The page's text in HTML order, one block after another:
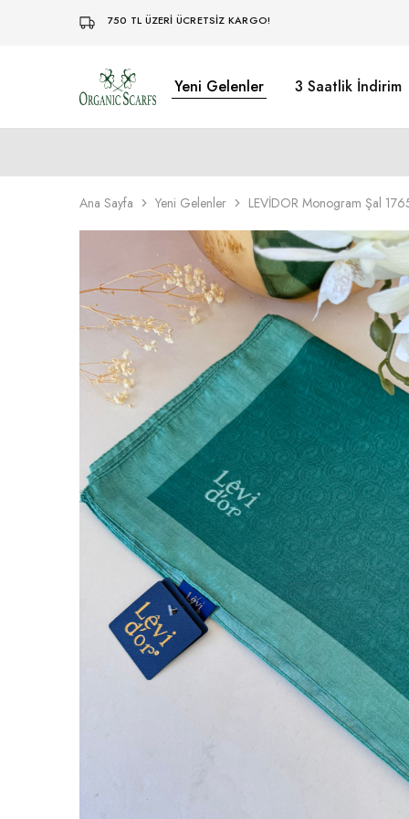
750 TL ÜZERİ ÜCRETSİZ KARGO!
Organikscarf Yeni Gelenler 3 Saatlik İndirim
Ana Sayfa Yeni Gelenler LEVİDOR Monogram Şal